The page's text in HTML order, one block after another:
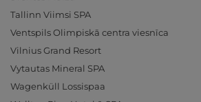
Tallinn Viimsi SPA
Ventspils Olimpiskā centra viesnīca
Vilnius Grand Resort
Vytautas Mineral SPA
Wagenküll Lossispaa